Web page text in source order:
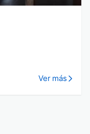
Ver más